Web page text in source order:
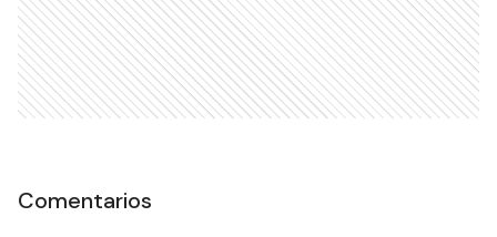
Comentarios